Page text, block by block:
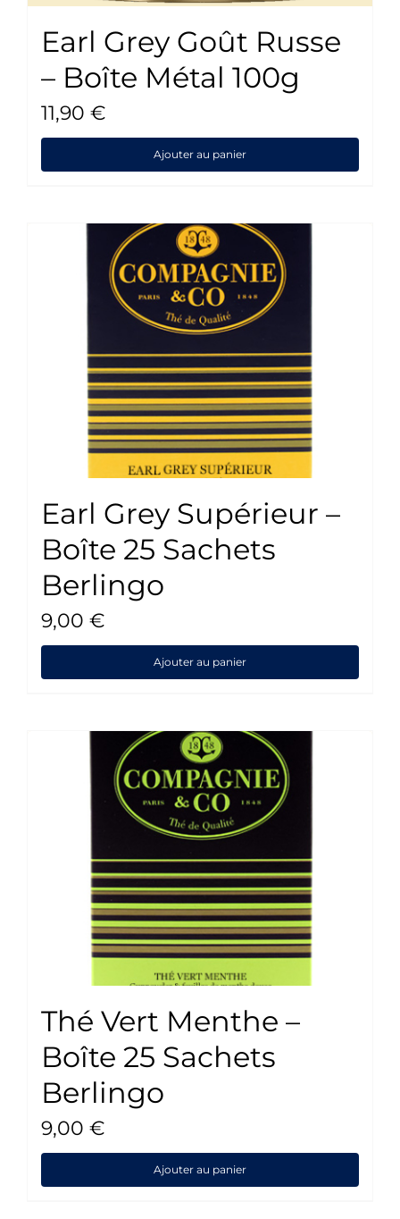
Earl Grey Goût Russe
– Boîte Métal 100g
11,90 €
Ajouter au panier
Earl Grey Supérieur –
Boîte 25 Sachets
Berlingo
9,00 €
Ajouter au panier
Thé Vert Menthe –
Boîte 25 Sachets
Berlingo
9,00 €
Ajouter au panier